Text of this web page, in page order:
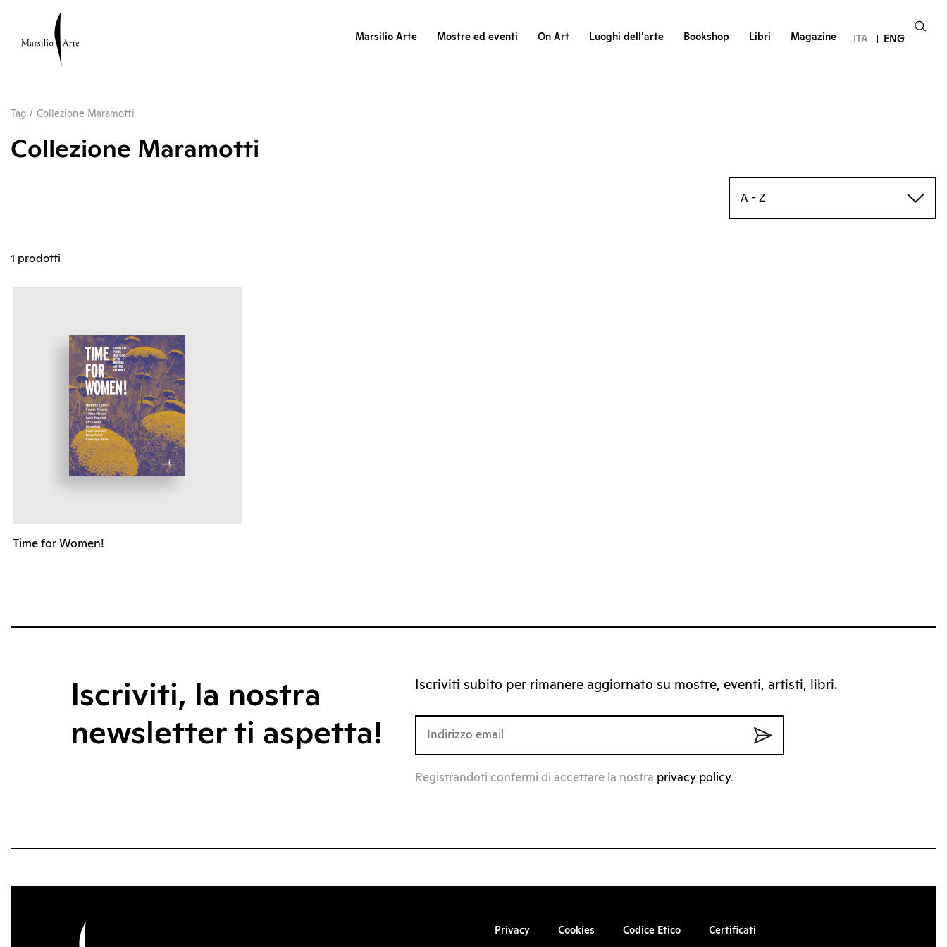
Marsilio Arte Mostre ed eventi On Art Luoghi dell’arte Bookshop Libri Magazine ITA ENG
Tag / Collezione Maramotti
Collezione Maramotti
A - Z
1 prodotti
Time for Women!
Iscriviti, la nostra
newsletter ti aspetta!
Iscriviti subito per rimanere aggiornato su mostre, eventi, artisti, libri.
Registrandoti confermi di accettare la nostra privacy policy.
Privacy Cookies Codice Etico Certificati